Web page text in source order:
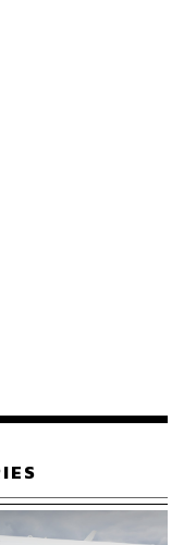
ากปริมาณรถที่ใช้
ผลจากเงินลงทุนใน